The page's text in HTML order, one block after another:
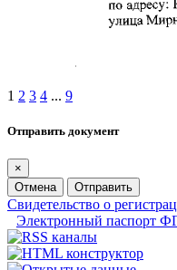
1 2 3 4 ... 9
Отправить документ
×
Отмена
Отправить
Свидетельство о
Электронный паспорт